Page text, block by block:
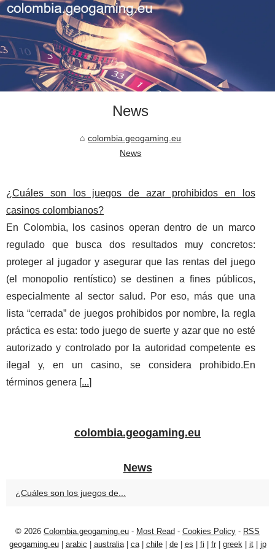
News
colombia.geogaming.eu
News
¿Cuáles son los juegos de azar prohibidos en los
casinos colombianos?
En Colombia, los casinos operan dentro de un marco
regulado que busca dos resultados muy concretos:
proteger al jugador y asegurar que las rentas del juego
(el monopolio rentístico) se destinen a fines públicos,
especialmente al sector salud. Por eso, más que una
lista “cerrada” de juegos prohibidos por nombre, la regla
práctica es esta: todo juego de suerte y azar que no esté
autorizado y controlado por la autoridad competente es
ilegal y, en un casino, se considera prohibido.En
términos genera [...]
colombia.geogaming.eu
News
¿Cuáles son los juegos de...
© 2026 Colombia.geogaming.eu - Most Read - Cookies Policy - RSS
geogaming.eu| arabic australia| ca| chile| de| es fi fr| greek| it| jp